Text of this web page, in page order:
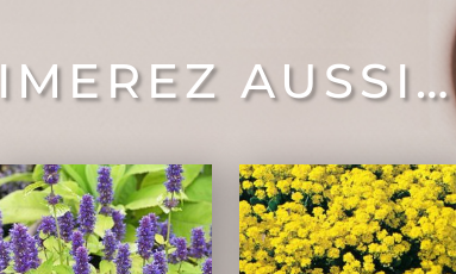
AUSSI…